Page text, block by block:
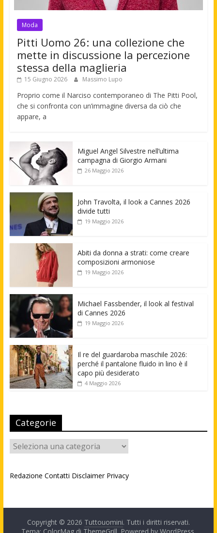
Moda
Pitti Uomo 26: una collezione che
mette in discussione la percezione
stessa della maglieria
15 Giugno 2026 Massimo Lupo
Proprio come il Narciso contemporaneo di The Pitti Pool,
che si confronta con un’immagine diversa da ciò che
appare, a
Miguel Angel Silvestre nell’ultima
campagna di Giorgio Armani
26 Maggio 2026
John Travolta, il look a Cannes 2026
divide tutti
19 Maggio 2026
Abiti da donna a strati: come creare
composizioni armoniose
19 Maggio 2026
Michael Fassbender, il look al festival
di Cannes 2026
19 Maggio 2026
Il re del guardaroba maschile 2026:
perché il pantalone fluido in lino è il
capo più desiderato
4 Maggio 2026
Categorie
Categorie
Redazione Contatti Disclaimer Privacy
Copyright © 2026 Tuttouomini. Tutti i diritti riservati.